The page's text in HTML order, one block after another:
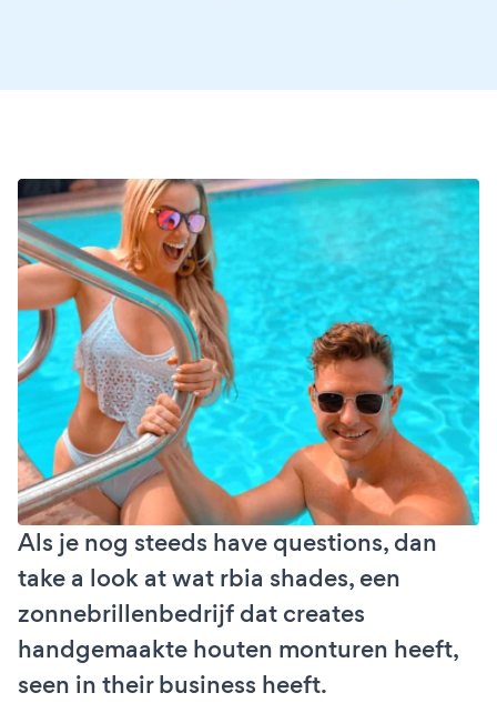
Als je nog steeds have questions, dan
take a look at wat rbia shades, een
zonnebrillenbedrijf dat creates
handgemaakte houten monturen heeft,
seen in their business heeft.